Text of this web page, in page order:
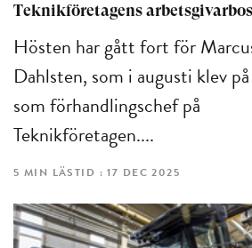
Teknikföretagens
Hösten har gått fort för
Dahlsten, som i augusti klev
som förhandlingschef på
Teknikföretagen....
5 MIN LÄSTID : 17 DEC 2025